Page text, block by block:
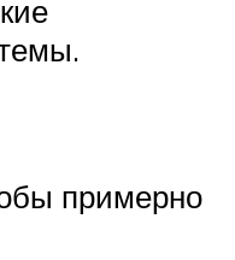
примерно